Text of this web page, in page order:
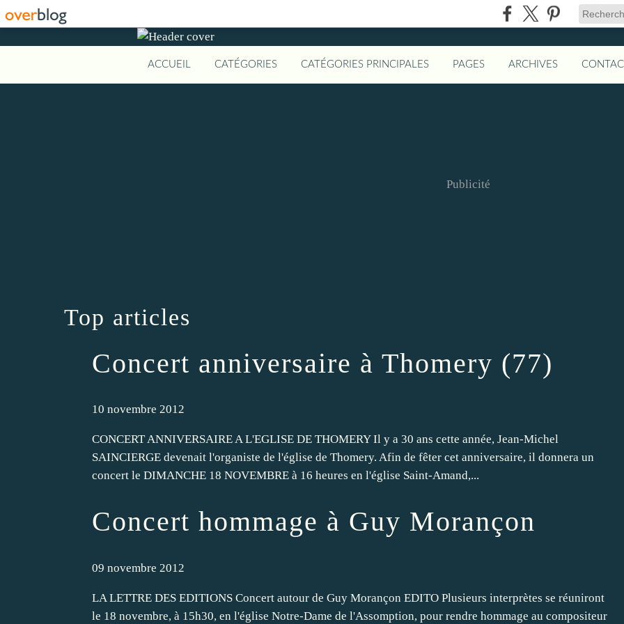
ACCUEIL CATÉGORIES CATÉGORIES PRINCIPALES PAGES ARCHIVES
Publicité
Top articles
Concert anniversaire à Thomery (77)
10 novembre 2012
CONCERT ANNIVERSAIRE A L'EGLISE DE THOMERY Il y a 30 ans cette année, Jean-Michel
SAINCIERGE devenait l'organiste de l'église de Thomery. Afin de fêter cet anniversaire, il donnera un
concert le DIMANCHE 18 NOVEMBRE à 16 heures en l'église Saint-Amand,...
Concert hommage à Guy Morançon
09 novembre 2012
LA LETTRE DES EDITIONS Concert autour de Guy Morançon EDITO Plusieurs interprètes se réuniront
le 18 novembre, à 15h30, en l'église Notre-Dame de l'Assomption, pour rendre hommage au compositeur